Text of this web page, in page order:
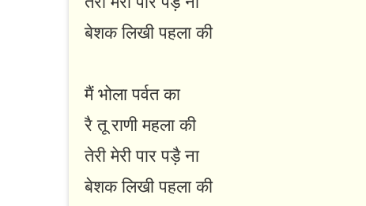
बेशक लिखी पहला की
मैं भोला पर्वत का
रै तू राणी महला की
तेरी मेरी पार पड़ै ना
बेशक लिखी पहला की